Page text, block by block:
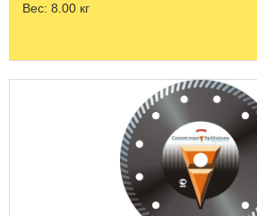
Вес: 8.00 кг